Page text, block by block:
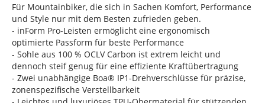
Für Mountainbiker, die sich in Sachen Komfort, Performance
und Style nur mit dem Besten zufrieden geben.
- inForm Pro-Leisten ermöglicht eine ergonomisch
optimierte Passform für beste Performance
- Sohle aus 100 % OCLV Carbon ist extrem leicht und
dennoch steif genug für eine effiziente Kraftübertragung
- Zwei unabhängige Boa® IP1-Drehverschlüsse für präzise,
zonenspezifische Verstellbarkeit